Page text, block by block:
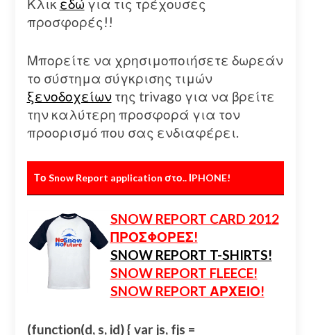
Κλικ εδώ για τις τρέχουσες
προσφορές!!
Μπορείτε να χρησιμοποιήσετε δωρεάν
το σύστημα σύγκρισης τιμών
ξενοδοχείωντης trivago για να βρείτε
την καλύτερη προσφορά για τον
προορισμό που σας ενδιαφέρει.
Το Snow Report application στο.. ΙPHONE!
SNOW REPORT CARD 2012
ΠΡΟΣΦΟΡΕΣ!
SNOW REPORT T-SHIRTS!
SNOW REPORT FLEECE!
SNOW REPORT ΑΡΧΕΙΟ!
(function(d, s, id) { var js, fjs =